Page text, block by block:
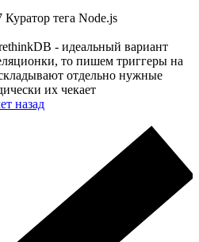
Куратор тега Node.js
- идеальный вариант
то пишем триггеры на
отдельно нужные
их чекает
назад